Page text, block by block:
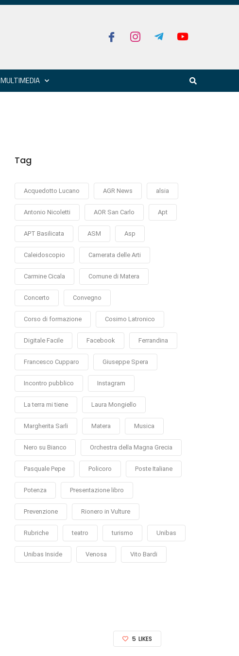
MULTIMEDIA
Tag
Acquedotto Lucano AGR News alsia
Antonio Nicoletti AOR San Carlo Apt
APT Basilicata ASM Asp
Caleidoscopio Camerata delle Arti
Carmine Cicala Comune di Matera
Concerto Convegno
Corso di formazione Cosimo Latronico
Digitale Facile Facebook Ferrandina
Francesco Cupparo Giuseppe Spera
Incontro pubblico Instagram
La terra mi tiene Laura Mongiello
Margherita Sarli Matera Musica
Nero su Bianco Orchestra della Magna Grecia
Pasquale Pepe Policoro Poste Italiane
Potenza Presentazione libro
Prevenzione Rionero in Vulture
Rubriche teatro turismo Unibas
Unibas Inside Venosa Vito Bardi
5 LIKES